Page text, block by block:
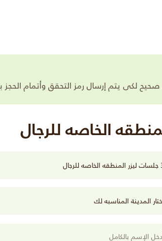
لكى يتم إرسال رمز التحقق وأتمام الحجز